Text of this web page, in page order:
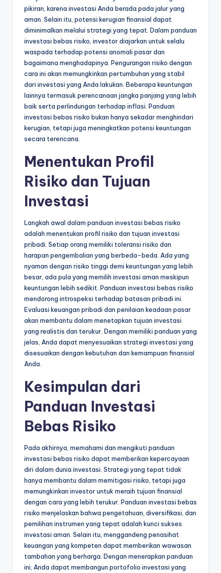
pikiran, karena investasi Anda berada pada jalur yang
aman. Selain itu, potensi kerugian finansial dapat
diminimalkan melalui strategi yang tepat. Dalam panduan
investasi bebas risiko, investor diajarkan untuk selalu
waspada terhadap potensi anomali pasar dan
bagaimana menghadapinya. Pengurangan risiko dengan
cara ini akan memungkinkan pertumbuhan yang stabil
dari investasi yang Anda lakukan. Beberapa keuntungan
lainnya termasuk perencanaan jangka panjang yang lebih
baik serta perlindungan terhadap inflasi. Panduan
investasi bebas risiko bukan hanya sekadar menghindari
kerugian, tetapi juga meningkatkan potensi keuntungan
secara terencana.
Menentukan Profil
Risiko dan Tujuan
Investasi
Langkah awal dalam panduan investasi bebas risiko
adalah menentukan profil risiko dan tujuan investasi
pribadi. Setiap orang memiliki toleransi risiko dan
harapan pengembalian yang berbeda-beda. Ada yang
nyaman dengan risiko tinggi demi keuntungan yang lebih
besar, ada pula yang memilih investasi aman meskipun
keuntungan lebih sedikit. Panduan investasi bebas risiko
mendorong introspeksi terhadap batasan pribadi ini.
Evaluasi keuangan pribadi dan penilaian keadaan pasar
akan membantu dalam menetapkan tujuan investasi
yang realistis dan terukur. Dengan memiliki panduan yang
jelas, Anda dapat menyesuaikan strategi investasi yang
disesuaikan dengan kebutuhan dan kemampuan finansial
Anda.
Kesimpulan dari
Panduan Investasi
Bebas Risiko
Pada akhirnya, memahami dan mengikuti panduan
investasi bebas risiko dapat memberikan kepercayaan
diri dalam dunia investasi. Strategi yang tepat tidak
hanya membantu dalam memitigasi risiko, tetapi juga
memungkinkan investor untuk meraih tujuan finansial
dengan cara yang lebih terukur. Panduan investasi bebas
risiko menjelaskan bahwa pengetahuan, diversifikasi, dan
pemilihan instrumen yang tepat adalah kunci sukses
investasi aman. Selain itu, menggandeng penasihat
keuangan yang kompeten dapat memberikan wawasan
tambahan yang berharga. Dengan menerapkan panduan
ini, Anda dapat membangun portofolio investasi yang